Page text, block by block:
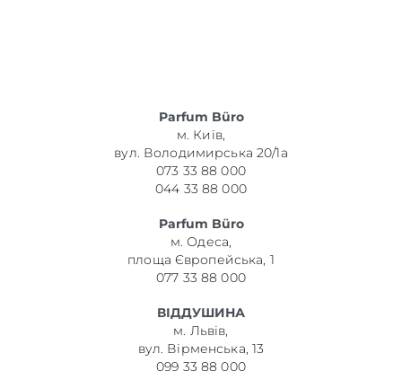
Parfum Büro
м. Київ,
вул. Володимирська 20/1а
073 33 88 000
044 33 88 000
Parfum Büro
м. Одеса,
площа Європейська, 1
077 33 88 000
ВІДДУШИНА
м. Львів,
вул. Вірменська, 13
099 33 88 000